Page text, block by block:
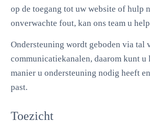
op de toegang tot uw website of hulp
onverwachte fout, kan ons team u
Ondersteuning wordt geboden via tal
communicatiekanalen, daarom kunt u
manier u ondersteuning nodig heeft
past.
Toezicht